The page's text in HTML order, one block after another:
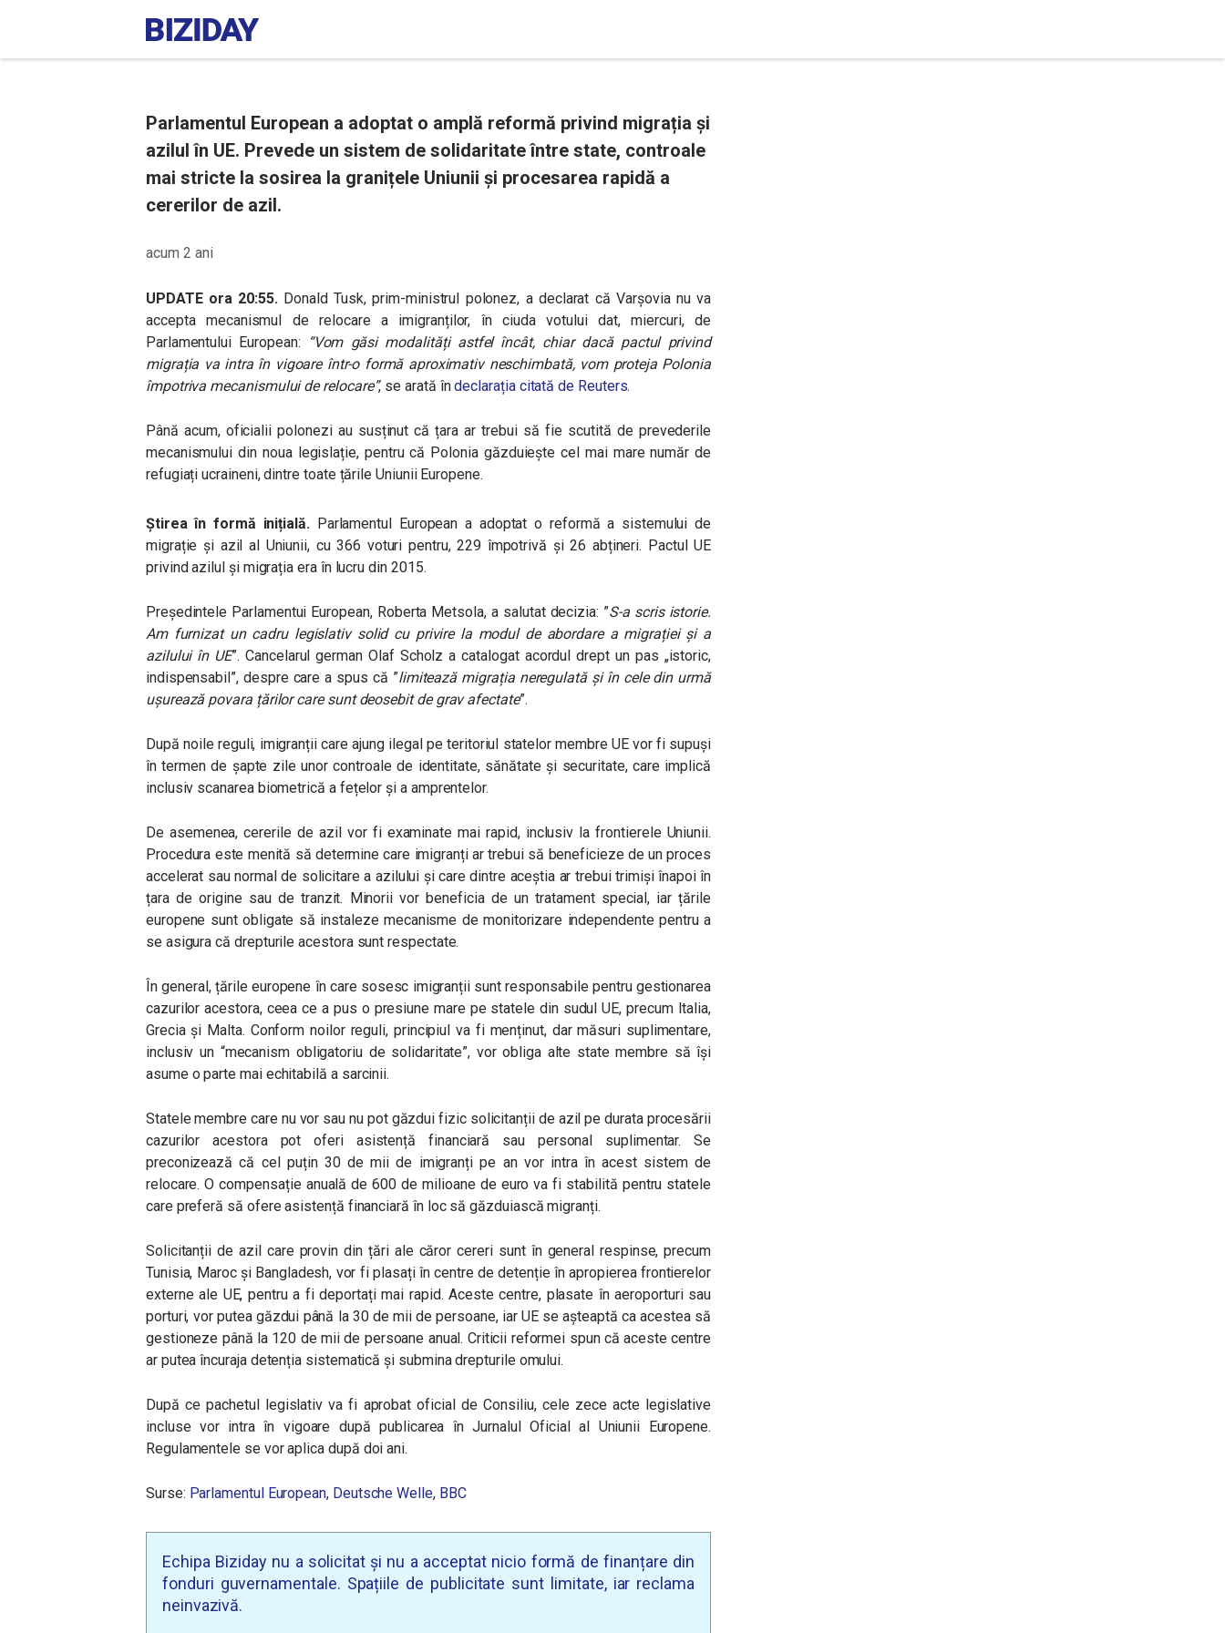
Parlamentul European a adoptat o amplă reformă privind migrația și
azilul în UE. Prevede un sistem de solidaritate între state, controale
mai stricte la sosirea la granițele Uniunii și procesarea rapidă a
cererilor de azil.
acum 2 ani
UPDATE ora 20:55.Donald Tusk, prim-ministrul polonez, a declarat că Varșovia nu va
accepta mecanismul de relocare a imigranților, în ciuda votului dat, miercuri, de
Parlamentului European: “Vom găsi modalități astfel încât, chiar dacă pactul privind
migrația va intra în vigoare într-o formă aproximativ neschimbată, vom proteja Polonia
împotriva mecanismului de relocare”, se arată îndeclarația citată de Reuters.
Până acum, oficialii polonezi au susținut că țara ar trebui să fie scutită de prevederile
mecanismului din noua legislație, pentru că Polonia găzduiește cel mai mare număr de
refugiați ucraineni, dintre toate țările Uniunii Europene.
Știrea în formă inițială.Parlamentul European a adoptat o reformă a sistemului de
migrație și azil al Uniunii, cu 366 voturi pentru, 229 împotrivă și 26 abțineri. Pactul UE
privind azilul și migrația era în lucru din 2015.
Președintele Parlamentui European, Roberta Metsola, a salutat decizia: ”S-a scris istorie.
Am furnizat un cadru legislativ solid cu privire la modul de abordare a migrației și a
azilului în UE”.Cancelarul german Olaf Scholz a catalogat acordul drept un pas „istoric,
indispensabil”, despre care a spus că ”limitează migrația neregulată și în cele din urmă
ușurează povara țărilor care sunt deosebit de grav afectate”.
După noile reguli, imigranții care ajung ilegal pe teritoriul statelor membre UE vor fi supuși
în termen de șapte zile unor controale de identitate, sănătate și securitate, care implică
inclusiv scanarea biometrică a fețelor și a amprentelor.
De asemenea, cererile de azil vor fi examinate mai rapid, inclusiv la frontierele Uniunii.
Procedura este menită să determine care imigranți ar trebui să beneficieze de un proces
accelerat sau normal de solicitare a azilului și care dintre aceștia ar trebui trimiși înapoi în
țara de origine sau de tranzit. Minorii vor beneficia de un tratament special, iar țările
europene sunt obligate să instaleze mecanisme de monitorizare independente pentru a
se asigura că drepturile acestora sunt respectate.
În general, țările europene în care sosesc imigranții sunt responsabile pentru gestionarea
cazurilor acestora, ceea ce a pus o presiune mare pe statele din sudul UE, precum Italia,
Grecia și Malta. Conform noilor reguli, principiul va fi menținut, dar măsuri suplimentare,
inclusiv un “mecanism obligatoriu de solidaritate”, vor obliga alte state membre să își
asume o parte mai echitabilă a sarcinii.
Statele membre care nu vor sau nu pot găzdui fizic solicitanții de azil pe durata procesării
cazurilor acestora pot oferi asistență financiară sau personal suplimentar. Se
preconizează că cel puțin 30 de mii de imigranți pe an vor intra în acest sistem de
relocare. O compensație anuală de 600 de milioane de euro va fi stabilită pentru statele
care preferă să ofere asistență financiară în loc să găzduiască migranți.
Solicitanții de azil care provin din țări ale căror cereri sunt în general respinse, precum
Tunisia, Maroc și Bangladesh, vor fi plasați în centre de detenție în apropierea frontierelor
externe ale UE, pentru a fi deportați mai rapid. Aceste centre, plasate în aeroporturi sau
porturi, vor putea găzdui până la 30 de mii de persoane, iar UE se așteaptă ca acestea să
gestioneze până la 120 de mii de persoane anual. Criticii reformei spun că aceste centre
ar putea încuraja detenția sistematică și submina drepturile omului.
După ce pachetul legislativ va fi aprobat oficial de Consiliu, cele zece acte legislative
incluse vor intra în vigoare după publicarea înJurnalul Oficial al Uniunii Europene.
Regulamentele se vor aplica după doi ani.
Surse: Parlamentul European, Deutsche Welle, BBC
Echipa Biziday nu a solicitat și nu a acceptat nicio formă de finanțare din
fonduri guvernamentale. Spațiile de publicitate sunt limitate, iar reclama
neinvazivă.